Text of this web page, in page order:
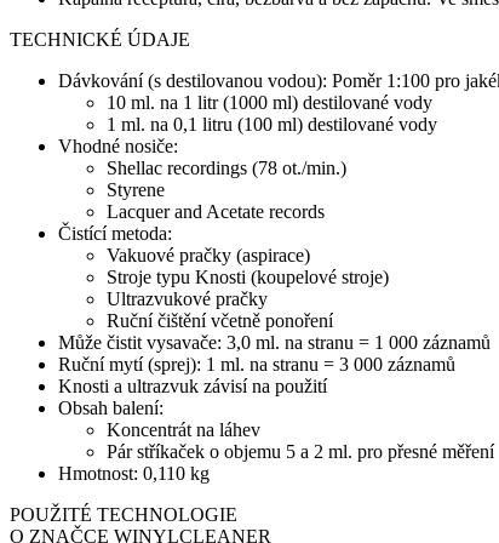
TECHNICKÉ ÚDAJE
Dávkování (s destilovanou vodou): Poměr 1:100 pro
10 ml. na 1 litr (1000 ml) destilované vody
1 ml. na 0,1 litru (100 ml) destilované vody
Vhodné nosiče:
Shellac recordings (78 ot./min.)
Styrene
Lacquer and Acetate records
Čistící metoda:
Vakuové pračky (aspirace)
Stroje typu Knosti (koupelové stroje)
Ultrazvukové pračky
Ruční čištění včetně ponoření
Může čistit vysavače: 3,0 ml. na stranu = 1 000 záznamů
Ruční mytí (sprej): 1 ml. na stranu = 3 000 záznamů
Knosti a ultrazvuk závisí na použití
Obsah balení:
Koncentrát na láhev
Pár stříkaček o objemu 5 a 2 ml. pro přesné měření
Hmotnost: 0,110 kg
POUŽITÉ TECHNOLOGIE
O ZNAČCE WINYLCLEANER